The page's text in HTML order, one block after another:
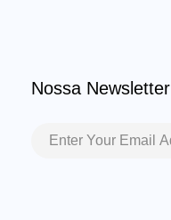
Nossa Newsletter